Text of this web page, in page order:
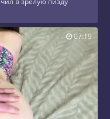
07:19